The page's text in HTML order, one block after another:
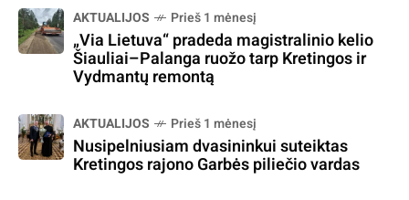
AKTUALIJOS Prieš 1 mėnesį
„Via Lietuva“ pradeda magistralinio kelio
Šiauliai–Palanga ruožo tarp Kretingos ir
Vydmantų remontą
AKTUALIJOS Prieš 1 mėnesį
Nusipelniusiam dvasininkui suteiktas
Kretingos rajono Garbės piliečio vardas